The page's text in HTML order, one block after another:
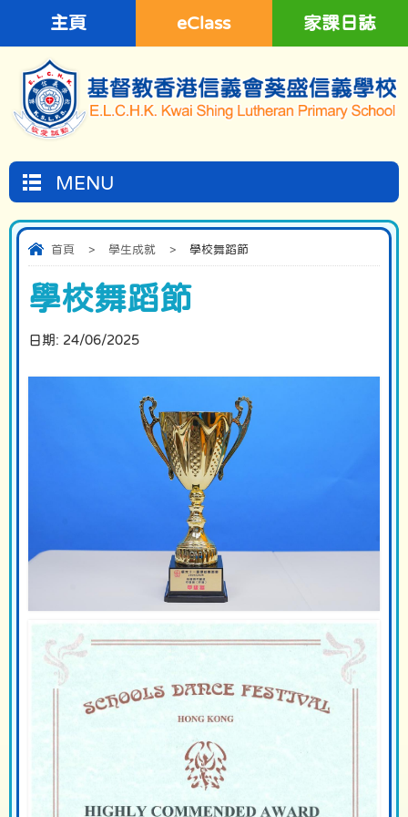
主頁 eClass 家課日誌
MENU
首頁 > 學生成就 > 學校舞蹈節
學校舞蹈節
日期: 24/06/2025